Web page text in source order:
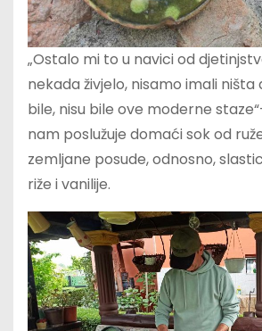
„Ostalo mi to u navici od
nekada živjelo, nisamo imali ništa
bile, nisu bile ove moderne
nam poslužuje domaći sok od
zemljane posude, odnosno,
riže i vanilije.